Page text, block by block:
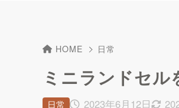
HOME 日常
ミニランドセル
2023年6月12日
日常